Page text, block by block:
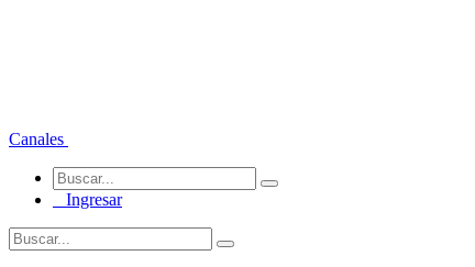
Canales
Ingresar